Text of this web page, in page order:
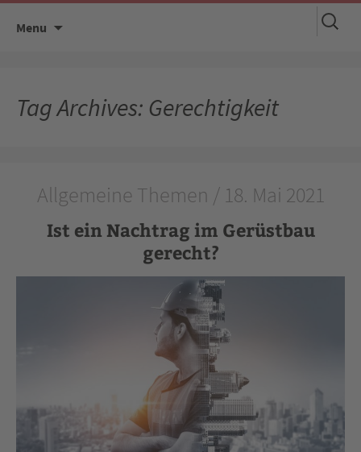
Menu
Suchen
nach:
Tag Archives: Gerechtigkeit
Allgemeine Themen / 18. Mai 2021
Ist ein Nachtrag im Gerüstbau
gerecht?